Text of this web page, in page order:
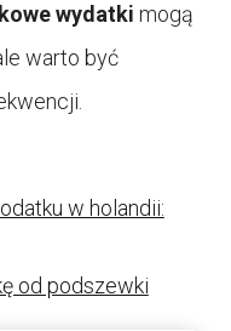
wydatki mogą
warto być
w holandii:
od podszewki